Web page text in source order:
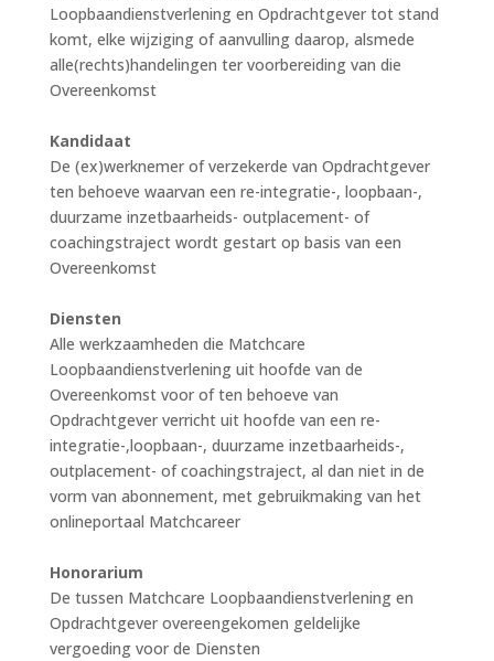
Loopbaandienstverlening en Opdrachtgever tot stand
komt, elke wijziging of aanvulling daarop, alsmede
alle(rechts)handelingen ter voorbereiding van die
Overeenkomst
Kandidaat
De (ex)werknemer of verzekerde van Opdrachtgever
ten behoeve waarvan een re-integratie-, loopbaan-,
duurzame inzetbaarheids- outplacement- of
coachingstraject wordt gestart op basis van een
Overeenkomst
Diensten
Alle werkzaamheden die Matchcare
Loopbaandienstverlening uit hoofde van de
Overeenkomst voor of ten behoeve van
Opdrachtgever verricht uit hoofde van een re-
integratie-,loopbaan-, duurzame inzetbaarheids-,
outplacement- of coachingstraject, al dan niet in de
vorm van abonnement, met gebruikmaking van het
onlineportaal Matchcareer
Honorarium
De tussen Matchcare Loopbaandienstverlening en
Opdrachtgever overeengekomen geldelijke
vergoeding voor de Diensten